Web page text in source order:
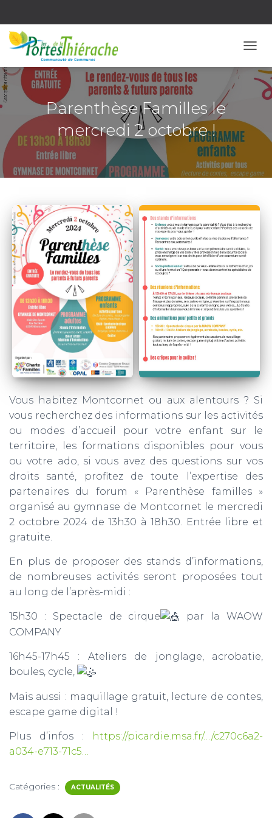
Parenthèse Familles le
mercredi 2 octobre !
Vous habitez Montcornet ou aux alentours ? Si
vous recherchez des informations sur les activités
ou modes d’accueil pour votre enfant sur le
territoire, les formations disponibles pour vous
ou votre ado, si vous avez des questions sur vos
droits santé, profitez de toute l’expertise des
partenaires du forum « Parenthèse familles »
organisé au gymnase de Montcornet le mercredi
2 octobre 2024 de 13h30 à 18h30. Entrée libre et
gratuite.
En plus de proposer des stands d’informations,
de nombreuses activités seront proposées tout
au long de l’après-midi :
15h30 : Spectacle de cirque
par la WAOW
COMPANY
16h45-17h45 : Ateliers de jonglage, acrobatie,
boules, cycle,
Mais aussi : maquillage gratuit, lecture de contes,
escape game digital !
Plus d’infos : https://picardie.msa.fr/…/c270c6a2-
a034-e713-71c5…
Catégories : ACTUALITÉS